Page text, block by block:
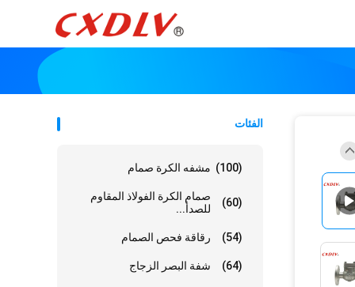
الفئات
مشفه الكرة صمام (100)
صمام الكرة الفولاذ المقاوم
للصدأ...
(60)
رقاقة فحص الصمام (54)
شفة البصر الزجاج (64)